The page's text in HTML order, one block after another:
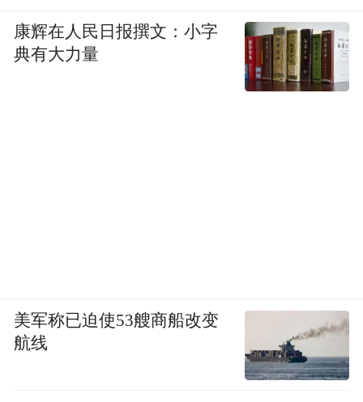
康辉在人民日报撰文：小字
典有大力量
美军称已迫使53艘商船改变
航线